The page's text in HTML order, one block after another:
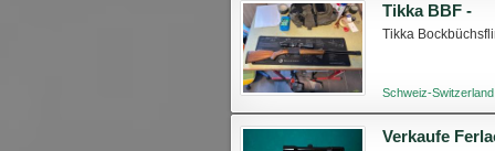
Tikka BBF -
Tikka
Schweiz-
Verkaufe